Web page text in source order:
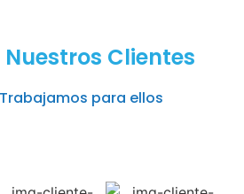
Clientes
para ellos